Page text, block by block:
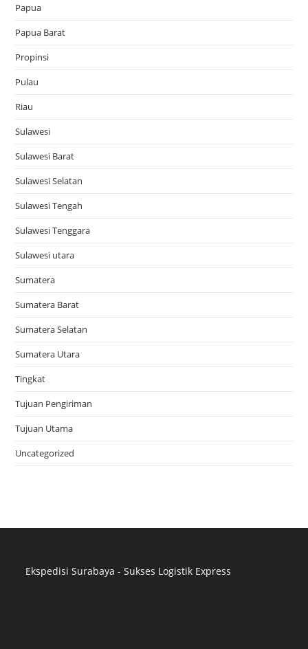
Papua
Papua Barat
Propinsi
Pulau
Riau
Sulawesi
Sulawesi Barat
Sulawesi Selatan
Sulawesi Tengah
Sulawesi Tenggara
Sulawesi utara
Sumatera
Sumatera Barat
Sumatera Selatan
Sumatera Utara
Tingkat
Tujuan Pengiriman
Tujuan Utama
Uncategorized
Ekspedisi Surabaya - Sukses Logistik Express